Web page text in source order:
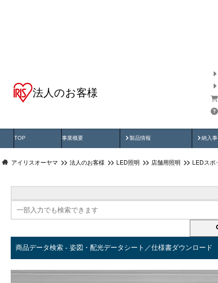
法人のお客様
TOP 事業概要 製品情報
製品動画 納入
納
アイリスオーヤマ 法人のお客様 LED照明 店舗用照明 LEDスポ
商品データ検索 - 姿図・配光データシート／仕様書ダウンロード